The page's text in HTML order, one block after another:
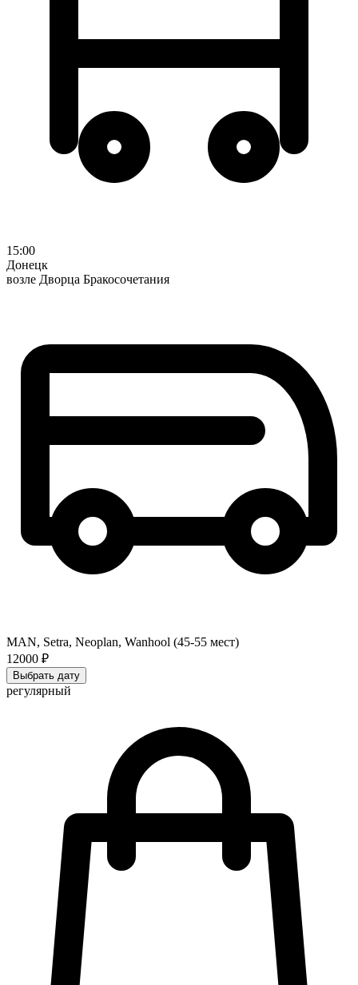
15:00
Донецк
возле Дворца Бракосочетания
MAN, Setra, Neoplan, Wanhool (45-55 мест)
12000 ₽
Выбрать дату
регулярный